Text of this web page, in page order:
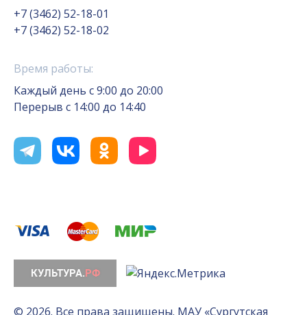
+7 (3462) 52-18-01
+7 (3462) 52-18-02
Время работы:
Каждый день с 9:00 до 20:00
Перерыв с 14:00 до 14:40
© 2026. Все права защищены. МАУ «Сургутская